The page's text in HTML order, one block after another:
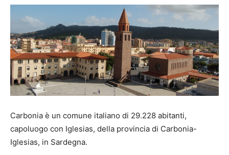
Carbonia è un comune italiano di 29.228 abitanti,
capoluogo con Iglesias, della provincia di Carbonia-
Iglesias, in Sardegna.